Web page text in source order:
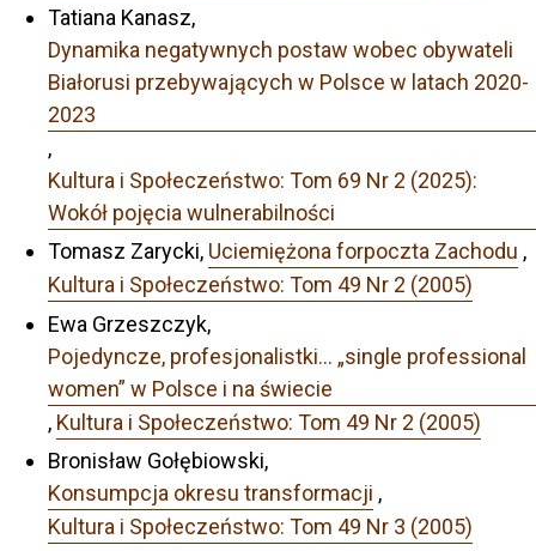
Tatiana Kanasz,
Dynamika negatywnych postaw wobec obywateli
Białorusi przebywających w Polsce w latach 2020-
2023
,
Kultura i Społeczeństwo: Tom 69 Nr 2 (2025):
Wokół pojęcia wulnerabilności
Tomasz Zarycki, Uciemiężona forpoczta Zachodu ,
Kultura i Społeczeństwo: Tom 49 Nr 2 (2005)
Ewa Grzeszczyk,
Pojedyncze, profesjonalistki… „single professional
women” w Polsce i na świecie
, Kultura i Społeczeństwo: Tom 49 Nr 2 (2005)
Bronisław Gołębiowski,
Konsumpcja okresu transformacji ,
Kultura i Społeczeństwo: Tom 49 Nr 3 (2005)